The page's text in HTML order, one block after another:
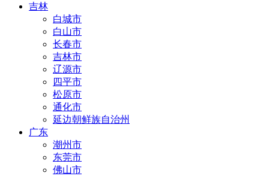
吉林
白城市
白山市
长春市
吉林市
辽源市
四平市
松原市
通化市
延边朝鲜族自治州
广东
潮州市
东莞市
佛山市